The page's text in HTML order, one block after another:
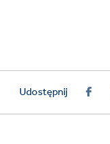
Udostępnij